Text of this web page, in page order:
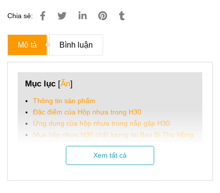
Chia sẻ:
Mô tả Bình luận
Mục lục [Ẩn]
Thông tin sản phẩm
Đặc điểm của Hộp nhựa trong H30
Ứng dụng của hộp nhựa trong nắp gập H30
Mua hộp nhựa H30 chất lượng tại Bao Bì Thu Hồng
Thông tin sản phẩm
Tên sản phẩm: Hộp nhựa trong H30
Xem tất cả